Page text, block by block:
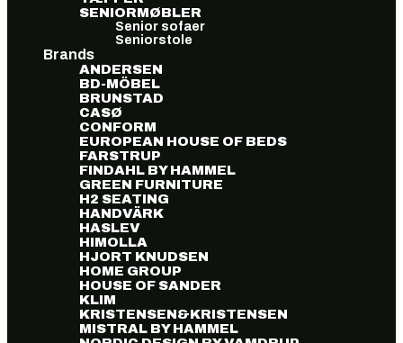
SENIORMØBLER
Senior sofaer
Seniorstole
Brands
ANDERSEN
BD-MÖBEL
BRUNSTAD
CASØ
CONFORM
EUROPEAN HOUSE OF BEDS
FARSTRUP
FINDAHL BY HAMMEL
GREEN FURNITURE
H2 SEATING
HANDVÄRK
HASLEV
HIMOLLA
HJORT KNUDSEN
HOME GROUP
HOUSE OF SANDER
KLIM
KRISTENSEN&KRISTENSEN
MISTRAL BY HAMMEL